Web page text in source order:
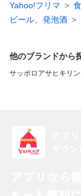
Yahoo!フリマ
ビール、発泡酒
他のブランドから
サッポロ アサヒ キリン